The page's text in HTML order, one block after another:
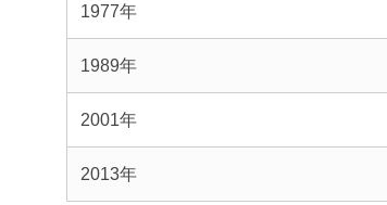
1977年
1989年
2001年
2013年